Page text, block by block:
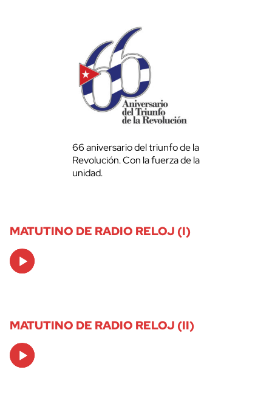
66 aniversario del triunfo de la
Revolución. Con la fuerza de la
unidad.
MATUTINO DE RADIO RELOJ (I)
Audio
Player
MATUTINO DE RADIO RELOJ (II)
Audio
Player